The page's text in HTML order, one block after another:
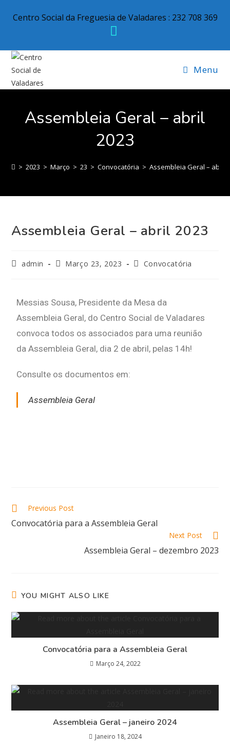
Centro Social da Freguesia de Valadares : 232 708 369
Menu
Assembleia Geral – abril
2023
> 2023 > Março > 23 > Convocatória > Assembleia Geral – abril
Assembleia Geral – abril 2023
admin Março 23, 2023 Convocatória
Messias Sousa, Presidente da Mesa da
Assembleia Geral, do Centro Social de Valadares
convoca todos os associados para uma reunião
da Assembleia Geral, dia 2 de abril, pelas 14h!
Consulte os documentos em:
Assembleia Geral
Previous Post
Convocatória para a Assembleia Geral
Next Post
Assembleia Geral – dezembro 2023
YOU MIGHT ALSO LIKE
Convocatória para a Assembleia Geral
Março 24, 2022
Assembleia Geral – janeiro 2024
Janeiro 18, 2024